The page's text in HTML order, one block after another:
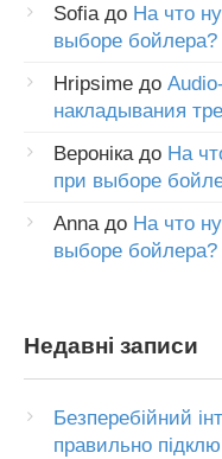
Sofiaдо На что
выборе бойлера?
Hripsime до
накладывания
Веронікадо На
при выборе
Annaдо На что
выборе бойлера?
Недавні записи
Безперебійний
правильно